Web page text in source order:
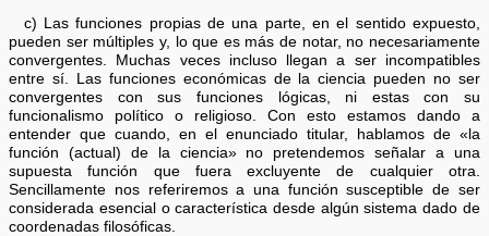
c) Las funciones propias de una parte, en el sentido expuesto,
pueden ser múltiples y, lo que es más de notar, no necesariamente
convergentes. Muchas veces incluso llegan a ser incompatibles
entre sí. Las funciones económicas de la ciencia pueden no ser
convergentes con sus funciones lógicas, ni estas con su
funcionalismo político o religioso. Con esto estamos dando a
entender que cuando, en el enunciado titular, hablamos de «la
función (actual) de la ciencia» no pretendemos señalar a una
supuesta función que fuera excluyente de cualquier otra.
Sencillamente nos referiremos a una función susceptible de ser
considerada esencial o característica desde algún sistema dado de
coordenadas filosóficas.